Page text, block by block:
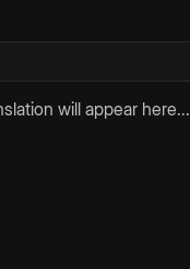
will appear here...